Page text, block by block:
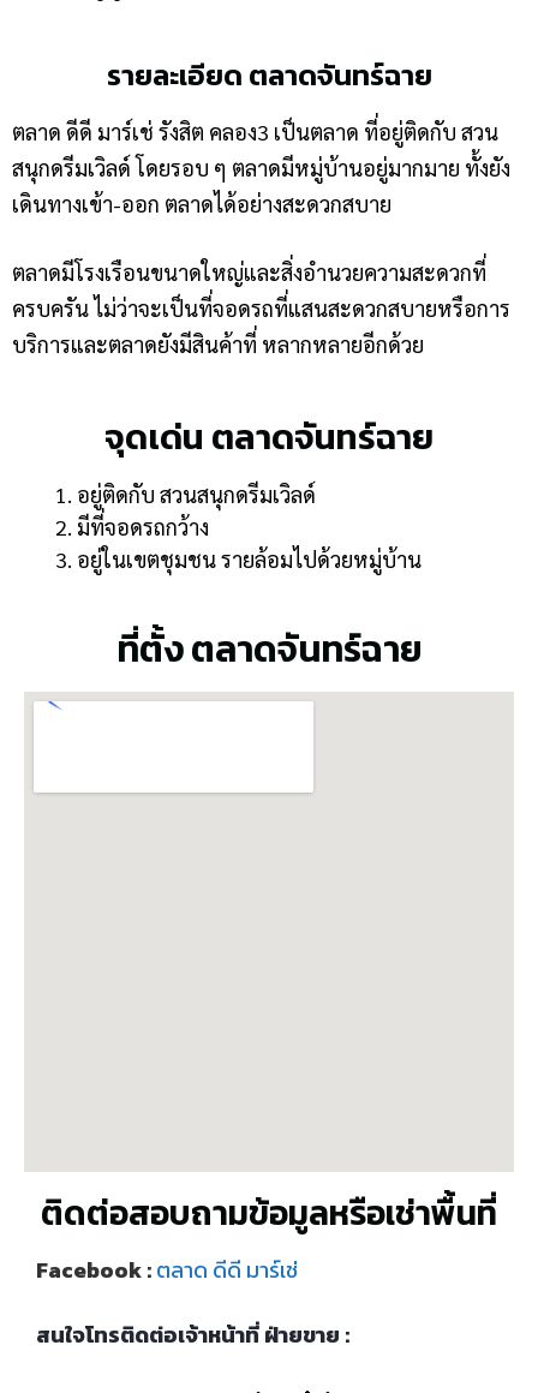
รายละเอียด ตลาดจันทร์ฉาย
ตลาด ดีดี มาร์เช่ รังสิต คลอง3 เป็นตลาด ที่อยู่ติดกับ สวน
สนุกดรีมเวิลด์ โดยรอบ ๆ ตลาดมีหมู่บ้านอยู่มากมาย ทั้งยัง
เดินทางเข้า-ออก ตลาดได้อย่างสะดวกสบาย
ตลาดมีโรงเรือนขนาดใหญ่และสิ่งอำนวยความสะดวกที่
ครบครัน ไม่ว่าจะเป็นที่จอดรถที่แสนสะดวกสบายหรือการ
บริการและตลาดยังมีสินค้าที่ หลากหลายอีกด้วย
จุดเด่น ตลาดจันทร์ฉาย
อยู่ติดกับ สวนสนุกดรีมเวิลด์
มีที่จอดรถกว้าง
อยู่ในเขตชุมชน รายล้อมไปด้วยหมู่บ้าน
ที่ตั้ง ตลาดจันทร์ฉาย
ติดต่อสอบถามข้อมูลหรือเช่าพื้นที่
Facebook :ตลาด ดีดี มาร์เช่
สนใจโทรติดต่อเจ้าหน้าที่ ฝ่ายขาย :